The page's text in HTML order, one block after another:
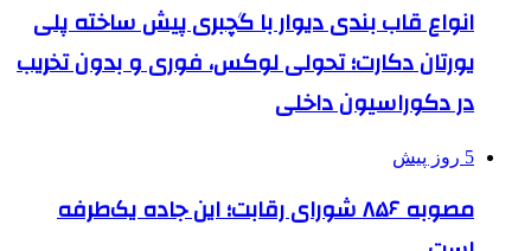
انواع قاب بندی دیوار با گچبری پیش ساخته پلی
یورتان دکارت؛ تحولی لوکس، فوری و بدون تخریب
در دکوراسیون داخلی
5 روز پیش
مصوبه ۸۵۶ شورای رقابت؛ این جاده یک‌طرفه